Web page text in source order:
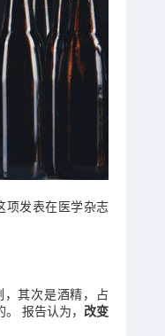
项发表在医学杂志
其次是酒精，占
报告认为， 改变